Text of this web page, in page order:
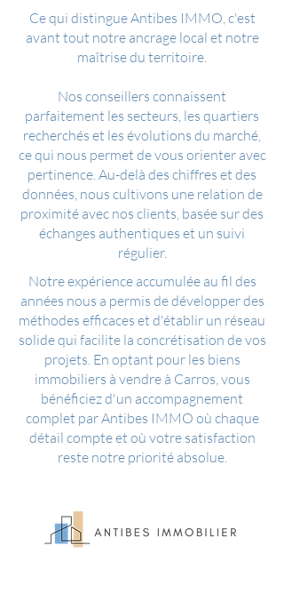
Ce qui distingue Antibes IMMO, c'est
avant tout notre ancrage local et notre
maîtrise du territoire.
Nos conseillers connaissent
parfaitement les secteurs, les quartiers
recherchés et les évolutions du marché,
ce qui nous permet de vous orienter avec
pertinence. Au-delà des chiffres et des
données, nous cultivons une relation de
proximité avec nos clients, basée sur des
échanges authentiques et un suivi
régulier.
Notre expérience accumulée au fil des
années nous a permis de développer des
méthodes efficaces et d'établir un réseau
solide qui facilite la concrétisation de vos
projets. En optant pour les biens
immobiliers à vendre à Carros, vous
bénéficiez d'un accompagnement
complet par Antibes IMMO où chaque
détail compte et où votre satisfaction
reste notre priorité absolue.